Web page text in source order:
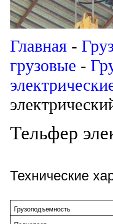
Главная -
грузовые -
Тельфер
Технические
Грузоподъемность